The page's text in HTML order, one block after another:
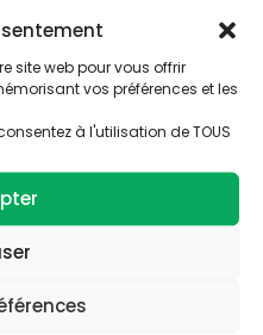
site web pour vous offrir
vos préférences et les
à l'utilisation de TOUS